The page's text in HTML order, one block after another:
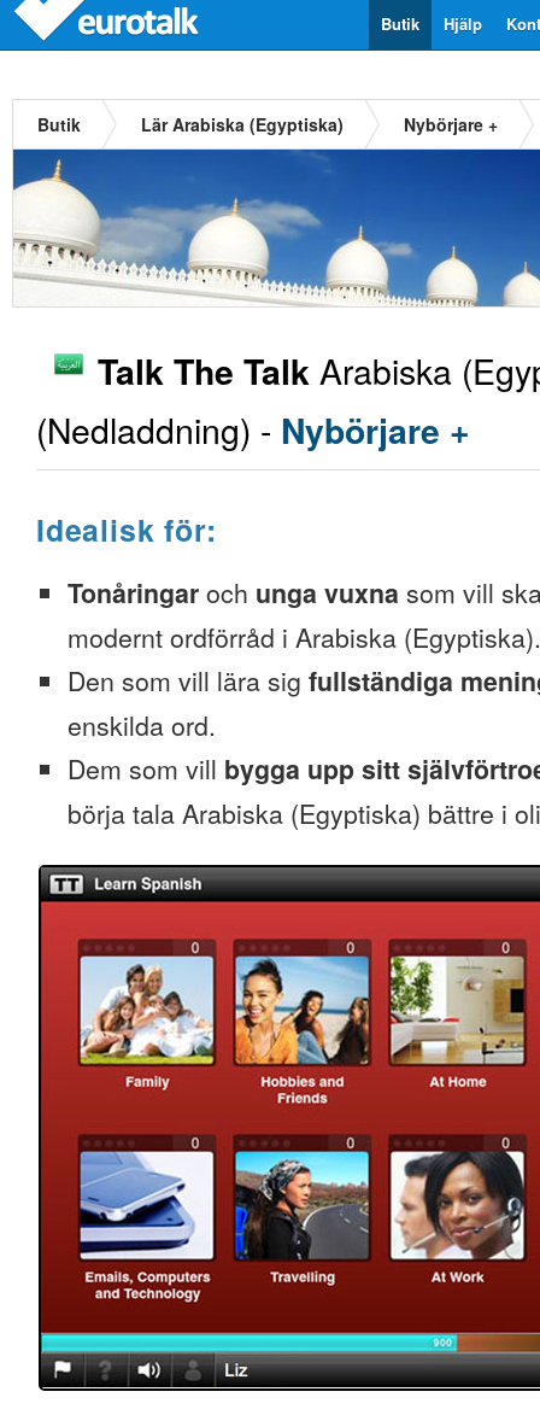
Hjälp
Butik
Butik Lär Arabiska (Egyptiska) Nybörjare +
Talk The Talk Arabiska
(Nedladdning) - Nybörjare +
Idealisk för:
Tonåringar och unga vuxna som vill
modernt ordförråd i Arabiska (Egyptiska).
Den som vill lära sig fullständiga
enskilda ord.
Dem som vill bygga upp sitt
börja tala Arabiska (Egyptiska) bättre i